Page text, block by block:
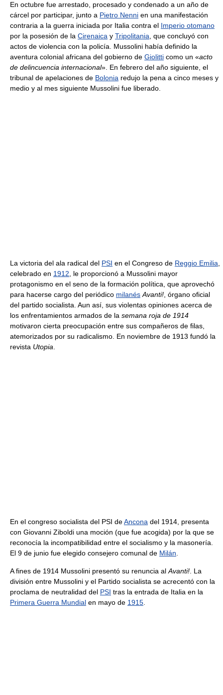
En octubre fue arrestado, procesado y condenado a un año de
cárcel por participar, junto a Pietro Nenni en una manifestación
contraria a la guerra iniciada por Italia contra el Imperio otomano
por la posesión de la Cirenaica y Tripolitania , que concluyó con
actos de violencia con la policía. Mussolini había definido la
aventura colonial africana del gobierno de Giolitti como un «acto
de delincuencia internacional». En febrero del año siguiente, el
tribunal de apelaciones de Bolonia redujo la pena a cinco meses y
medio y al mes siguiente Mussolini fue liberado.
La victoria del ala radical del PSI en el Congreso de Reggio Emilia
celebrado en 1912 , le proporcionó a Mussolini mayor
protagonismo en el seno de la formación política, que aprovechó
para hacerse cargo del periódico milanés Avanti! , órgano oficial
del partido socialista. Aun así, sus violentas opiniones acerca de
los enfrentamientos armados de la semana roja de 1914
motivaron cierta preocupación entre sus compañeros de filas,
atemorizados por su radicalismo. En noviembre de 1913 fundó la
revista Utopia
En el congreso socialista del PSI deAncona del 1914, presenta
con Giovanni Ziboldi una moción (que fue acogida) por la que se
reconocía la incompatibilidad entre el socialismo y la masonería.
El 9 de junio fue elegido consejero comunal de Milán
A fines de 1914 Mussolini presentó su renuncia al Avanti! . La
división entre Mussolini y el Partido socialista se acrecentó con la
proclama de neutralidad del PSI tras la entrada de Italia en la
Primera Guerra Mundial en mayo de 1915